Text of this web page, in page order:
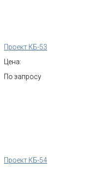
Проект КБ-53
Цена:
По запросу
Проект КБ-54